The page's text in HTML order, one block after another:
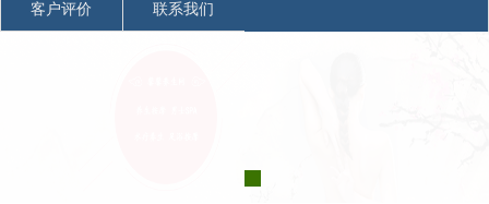
客户评价 联系我们